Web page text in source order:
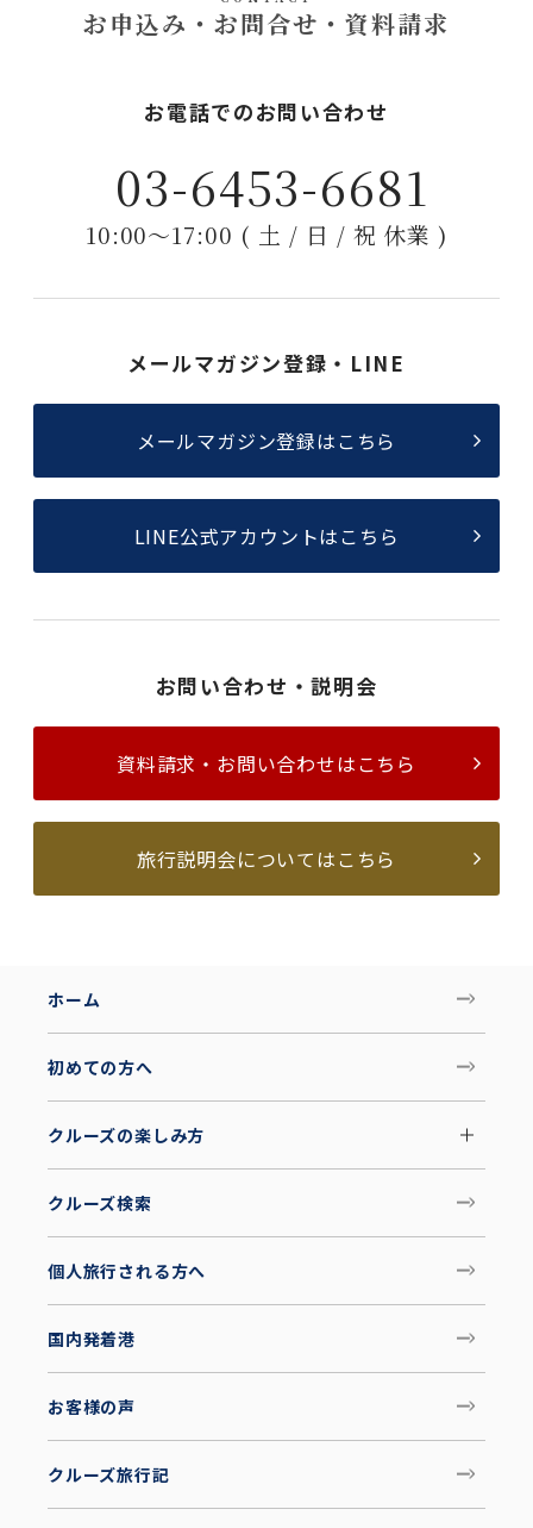
お申込み・お問合せ・資料請求
お電話でのお問い合わせ
03-6453-6681
10:00〜17:00 ( 土 / 日 / 祝 休業 )
メールマガジン登録・LINE
メールマガジン登録はこちら
LINE公式アカウントはこちら
お問い合わせ・説明会
資料請求・お問い合わせはこちら
旅行説明会についてはこちら
ホーム
初めての方へ
クルーズの楽しみ方
クルーズ検索
個人旅行される方へ
国内発着港
お客様の声
クルーズ旅行記